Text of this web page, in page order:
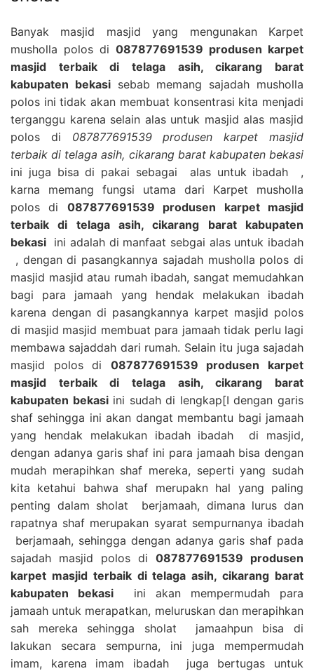
Banyak masjid masjid yang mengunakan Karpet
musholla polos di 087877691539 produsen karpet
masjid terbaik di telaga asih, cikarang barat
kabupaten bekasisebab memang sajadah musholla
polos ini tidak akan membuat konsentrasi kita menjadi
terganggu karena selain alas untuk masjid alas masjid
polos di 087877691539 produsen karpet masjid
terbaik di telaga asih, cikarang barat kabupaten bekasi
ini juga bisa di pakai sebagai alas untuk ibadah ,
karna memang fungsi utama dari Karpet musholla
polos di 087877691539 produsen karpet masjid
terbaik di telaga asih, cikarang barat kabupaten
bekasi ini adalah di manfaat sebgai alas untuk ibadah
, dengan di pasangkannya sajadah musholla polos di
masjid masjid atau rumah ibadah, sangat memudahkan
bagi para jamaah yang hendak melakukan ibadah
karena dengan di pasangkannya karpet masjid polos
di masjid masjid membuat para jamaah tidak perlu lagi
membawa sajaddah dari rumah. Selain itu juga sajadah
masjid polos di 087877691539 produsen karpet
masjid terbaik di telaga asih, cikarang barat
kabupaten bekasiini sudah di lengkap[I dengan garis
shaf sehingga ini akan dangat membantu bagi jamaah
yang hendak melakukan ibadah ibadah di masjid,
dengan adanya garis shaf ini para jamaah bisa dengan
mudah merapihkan shaf mereka, seperti yang sudah
kita ketahui bahwa shaf merupakn hal yang paling
penting dalam sholat berjamaah, dimana lurus dan
rapatnya shaf merupakan syarat sempurnanya ibadah
berjamaah, sehingga dengan adanya garis shaf pada
sajadah masjid polos di 087877691539 produsen
karpet masjid terbaik di telaga asih, cikarang barat
kabupaten bekasi ini akan mempermudah para
jamaah untuk merapatkan, meluruskan dan merapihkan
sah mereka sehingga sholat jamaahpun bisa di
lakukan secara sempurna, ini juga mempermudah
imam, karena imam ibadah juga bertugas untuk